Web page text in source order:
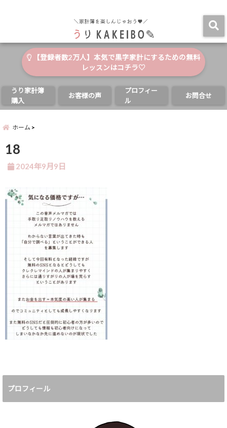
【登録者数2万人】本気で黒字家計にするための無料
レッスンはコチラ♡
うり家計簿
購入
お客様の声
プロフィー
ル
お問合せ
ホーム
18
2024年9月9日
プロフィール